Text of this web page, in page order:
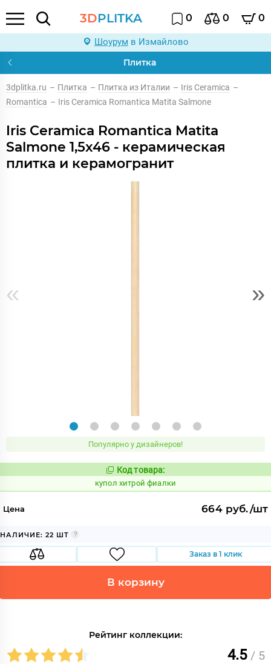
3DPLITKA 0 0 0
Шоурум в Измайлово
Плитка
3dplitka.ru – Плитка – Плитка из Италии – Iris Ceramica –
Romantica – Iris Ceramica Romantica Matita Salmone
Iris Ceramica Romantica Matita
Salmone 1,5x46 - керамическая
плитка и керамогранит
« »
Популярно у дизайнеров!
Код:
857864
Код товара:
купол хитрой фиалки
Цена 664 руб./шт
НАЛИЧИЕ: 22 ШТ
Заказ в 1 клик
В корзину
Рейтинг коллекции:
4.5 / 5